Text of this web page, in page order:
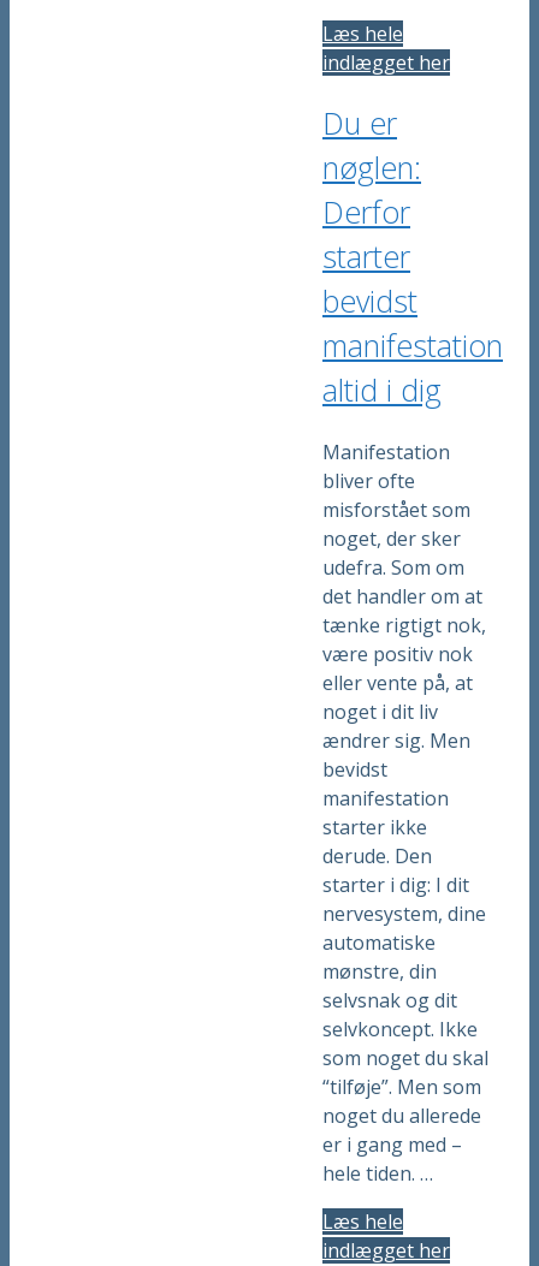
Læs hele
indlægget her
Du er
nøglen:
Derfor
starter
bevidst
manifestation
altid i dig
Manifestation
bliver ofte
misforstået som
noget, der sker
udefra. Som om
det handler om at
tænke rigtigt nok,
være positiv nok
eller vente på, at
noget i dit liv
ændrer sig. Men
bevidst
manifestation
starter ikke
derude. Den
starter i dig: I dit
nervesystem, dine
automatiske
mønstre, din
selvsnak og dit
selvkoncept. Ikke
som noget du skal
“tilføje”. Men som
noget du allerede
er i gang med –
hele tiden. …
Læs hele
indlægget her